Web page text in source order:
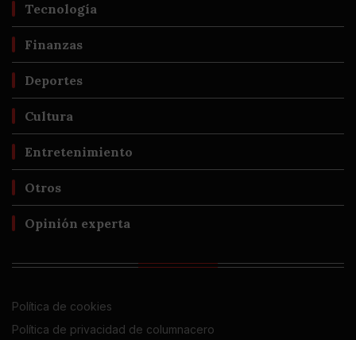
Tecnología
Finanzas
Deportes
Cultura
Entretenimiento
Otros
Opinión experta
Política de cookies
Política de privacidad de columnacero